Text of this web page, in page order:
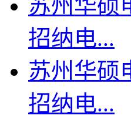
苏州华硕
招纳电...
苏州华硕
招纳电...